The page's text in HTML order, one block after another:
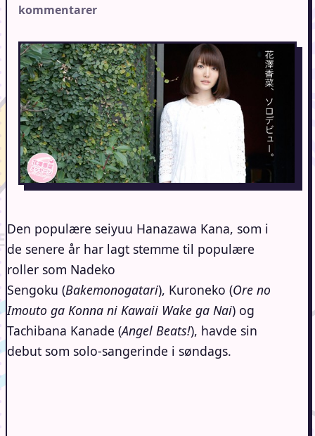
kommentarer
Den populære seiyuu Hanazawa Kana, som i
de senere år har lagt stemme til populære
roller som Nadeko
Sengoku (Bakemonogatari), Kuroneko (Ore no
Imouto ga Konna ni Kawaii Wake ga Nai) og
Tachibana Kanade (Angel Beats!), havde sin
debut som solo-sangerinde i søndags.